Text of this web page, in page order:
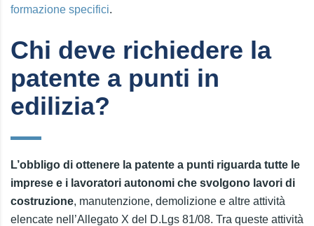
formazione specifici.
Chi deve richiedere la
patente a punti in
edilizia?
L’obbligo di ottenere la patente a punti riguarda tutte le
imprese e i lavoratori autonomi che svolgono lavori di
costruzione, manutenzione, demolizione e altre attività
elencate nell’Allegato X del D.Lgs 81/08. Tra queste attività